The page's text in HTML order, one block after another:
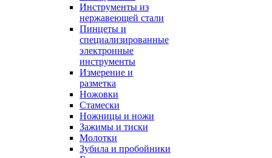
Инструменты из
нержавеющей стали
Пинцеты и
специализированные
электронные
инструменты
Измерение и
разметка
Ножовки
Стамески
Ножницы и ножи
Зажимы и тиски
Молотки
Зубила и пробойники